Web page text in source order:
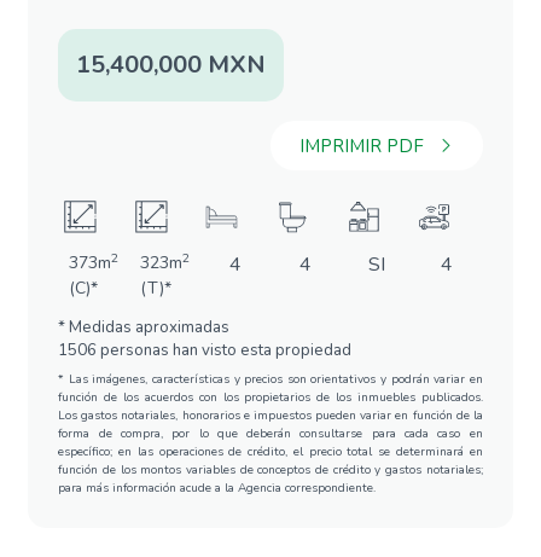
15,400,000 MXN
IMPRIMIR PDF
373m2
(C)*
323m2
(T)*
4 4 SI 4
* Medidas aproximadas
1506 personas han visto esta propiedad
* Las imágenes, características y precios son orientativos y podrán variar en
función de los acuerdos con los propietarios de los inmuebles publicados.
Los gastos notariales, honorarios e impuestos pueden variar en función de la
forma de compra, por lo que deberán consultarse para cada caso en
específico; en las operaciones de crédito, el precio total se determinará en
función de los montos variables de conceptos de crédito y gastos notariales;
para más información acude a la Agencia correspondiente.